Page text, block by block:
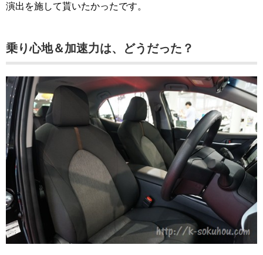
演出を施して貰いたかったです。
乗り心地＆加速力は、どうだった？